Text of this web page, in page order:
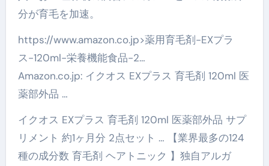
分が育毛を加速。
https://www.amazon.co.jp>薬用育毛剤-EXプラ
ス-120ml-栄養機能食品-2…
Amazon.co.jp: イクオス EXプラス 育毛剤 120ml 医
薬部外品 …
イクオス EXプラス 育毛剤 120ml 医薬部外品 サプ
リメント 約1ヶ月分 2点セット … 【業界最多の124
種の成分数 育毛剤 ヘアトニック 】独自アルガ